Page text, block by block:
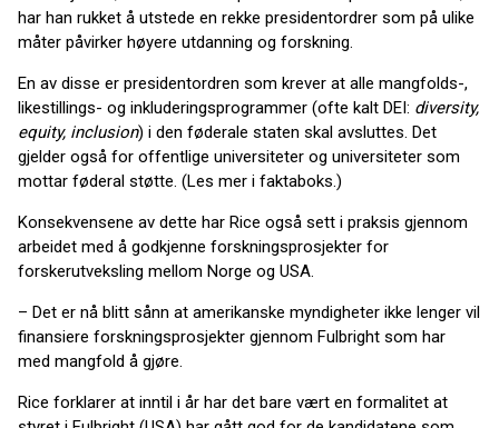
har han rukket å utstede en rekke presidentordrer som på ulike
måter påvirker høyere utdanning og forskning.
En av disse er presidentordren som krever at alle mangfolds-,
likestillings- og inkluderingsprogrammer (ofte kalt DEI: diversity,
equity, inclusion) i den føderale staten skal avsluttes. Det
gjelder også for offentlige universiteter og universiteter som
mottar føderal støtte. (Les mer i faktaboks.)
Konsekvensene av dette har Rice også sett i praksis gjennom
arbeidet med å godkjenne forskningsprosjekter for
forskerutveksling mellom Norge og USA.
– Det er nå blitt sånn at amerikanske myndigheter ikke lenger vil
finansiere forskningsprosjekter gjennom Fulbright som har
med mangfold å gjøre.
Rice forklarer at inntil i år har det bare vært en formalitet at